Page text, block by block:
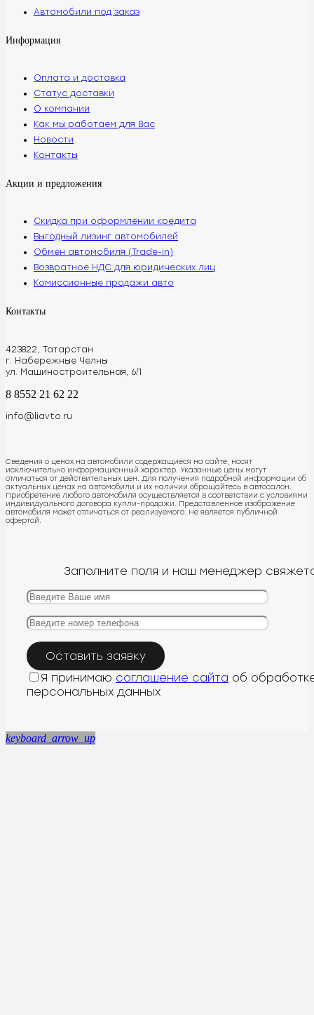
Автомобили под заказ
Информация
Оплата и доставка
Статус доставки
О компании
Как мы работаем для Вас
Новости
Контакты
Акции и предложения
Скидка при оформлении кредита
Выгодный лизинг автомобилей
Обмен автомобиля (Trade-in)
Возвратное НДС для юридических лиц
Комиссионные продажи авто
Контакты
423822, Татарстан
г. Набережные Челны
ул. Машиностроительная, 6/1
8 8552 21 62 22
info@liavto.ru
Сведения о ценах на автомобили содержащиеся на сайте, носят
исключительно информационный характер. Указанные цены могут
отличаться от действительных цен. Для получения подробной информации об
актуальных ценах на автомобили и их наличии обращайтесь в автосалон.
Приобретение любого автомобиля осуществляется в соответствии с условиями
индивидуального договора купли-продажи. Представленное изображение
автомобиля может отличаться от реализуемого. Не является публичной
офертой.
Заполните поля и наш менеджер
Я принимаю соглашение сайта об
персональных данных
keyboard_arrow_up